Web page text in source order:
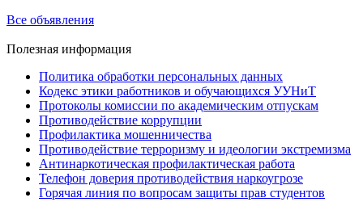
Все объявления
Полезная информация
Политика обработки персональных данных
Кодекс этики работников и обучающихся УУНиТ
Протоколы комиссии по академическим отпускам
Противодействие коррупции
Профилактика мошенничества
Противодействие терроризму и идеологии экстремизма
Антинаркотическая профилактическая работа
Телефон доверия противодействия наркоугрозе
Горячая линия по вопросам защиты прав студентов